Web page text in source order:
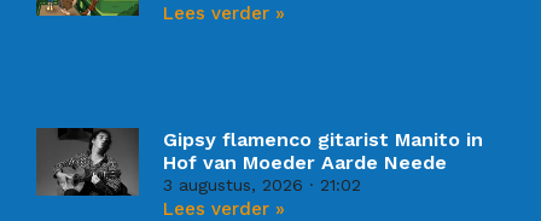
Lees verder »
Gipsy flamenco gitarist Manito in
Hof van Moeder Aarde Neede
3 augustus, 2026 21:02
Lees verder »